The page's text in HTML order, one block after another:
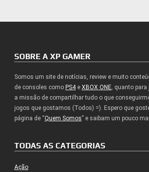
SOBRE A XP GAMER
Somos um site de notícias, review e muito
de consoles como PS4e XBOX ONE, quanto para
a missão de compartilhar tudo o que
jogos que gostamos (Todos) =). Espero que
página de “Quem Somos” e saibam um pouco
TODAS AS CATEGORIAS
Ação